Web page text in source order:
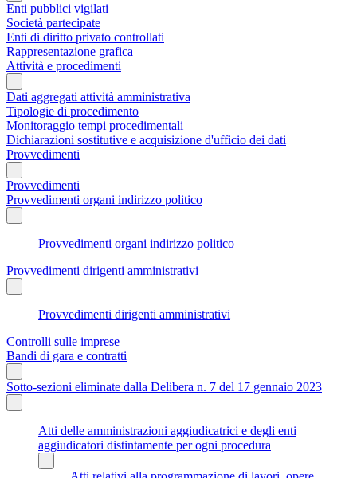
Enti pubblici vigilati
Società partecipate
Enti di diritto privato controllati
Rappresentazione grafica
Attività e procedimenti
Dati aggregati attività amministrativa
Tipologie di procedimento
Monitoraggio tempi procedimentali
Dichiarazioni sostitutive e acquisizione d'ufficio dei dati
Provvedimenti
Provvedimenti
Provvedimenti organi indirizzo politico
Provvedimenti organi indirizzo politico
Provvedimenti dirigenti amministrativi
Provvedimenti dirigenti amministrativi
Controlli sulle imprese
Bandi di gara e contratti
Sotto-sezioni eliminate dalla Delibera n. 7 del 17 gennaio 2023
Atti delle amministrazioni aggiudicatrici e degli enti
aggiudicatori distintamente per ogni procedura